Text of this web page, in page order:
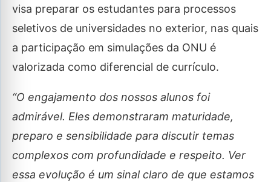
visa preparar os estudantes para processos
seletivos de universidades no exterior, nas quais
a participação em simulações da ONU é
valorizada como diferencial de currículo.
“O engajamento dos nossos alunos foi
admirável. Eles demonstraram maturidade,
preparo e sensibilidade para discutir temas
complexos com profundidade e respeito. Ver
essa evolução é um sinal claro de que estamos